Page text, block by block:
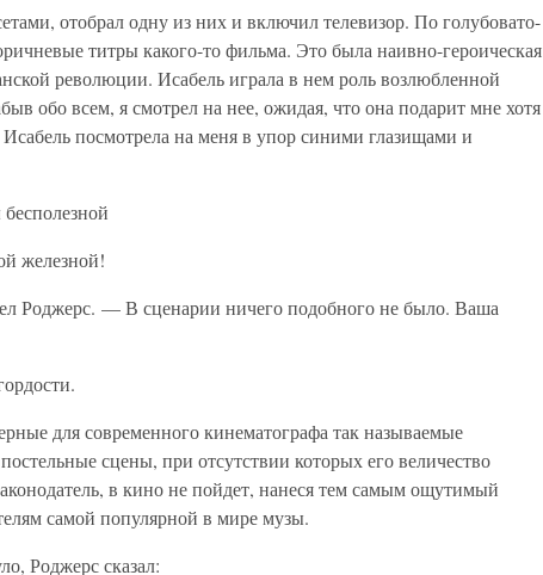
отобрал одну из них и включил телевизор. По голубовато-
титры какого-то фильма. Это была наивно-героическая
революции. Исабель играла в нем роль возлюбленной
обо всем, я смотрел на нее, ожидая, что она подарит мне хотя
посмотрела на меня в упор синими глазищами и
железной!
Роджерс. — В сценарии ничего подобного не было. Ваша
для современного кинематографа так называемые
сцены, при отсутствии которых его величество
в кино не пойдет, нанеся тем самым ощутимый
самой популярной в мире музы.
Роджерс сказал: